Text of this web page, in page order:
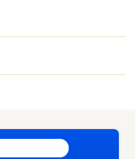
／３駅以上利用可
ォークインクロゼ
件／初期費用カー
病院（病院）まで
で２０８５ｍ／札